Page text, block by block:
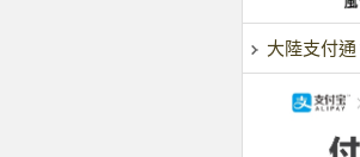
大陸支付